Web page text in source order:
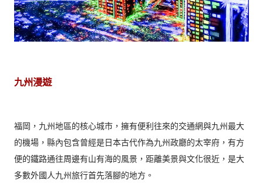
九州漫遊
福岡，九州地區的核心城市，擁有便利往來的交通網與九州最大
的機場，縣內包含曾經是日本古代作為九州政廳的太宰府，有方
便的鐵路通往周邊有山有海的風景，距離美景與文化很近，是大
多數外國人九州旅行首先落腳的地方。